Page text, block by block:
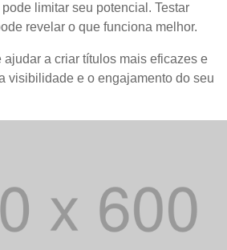
limitar seu potencial. Testar
revelar o que funciona melhor.
ajudar a criar títulos mais eficazes e
visibilidade e o engajamento do seu